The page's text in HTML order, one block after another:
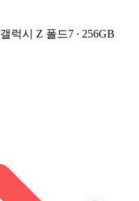
갤럭시 Z 폴드7 ∙ 256GB